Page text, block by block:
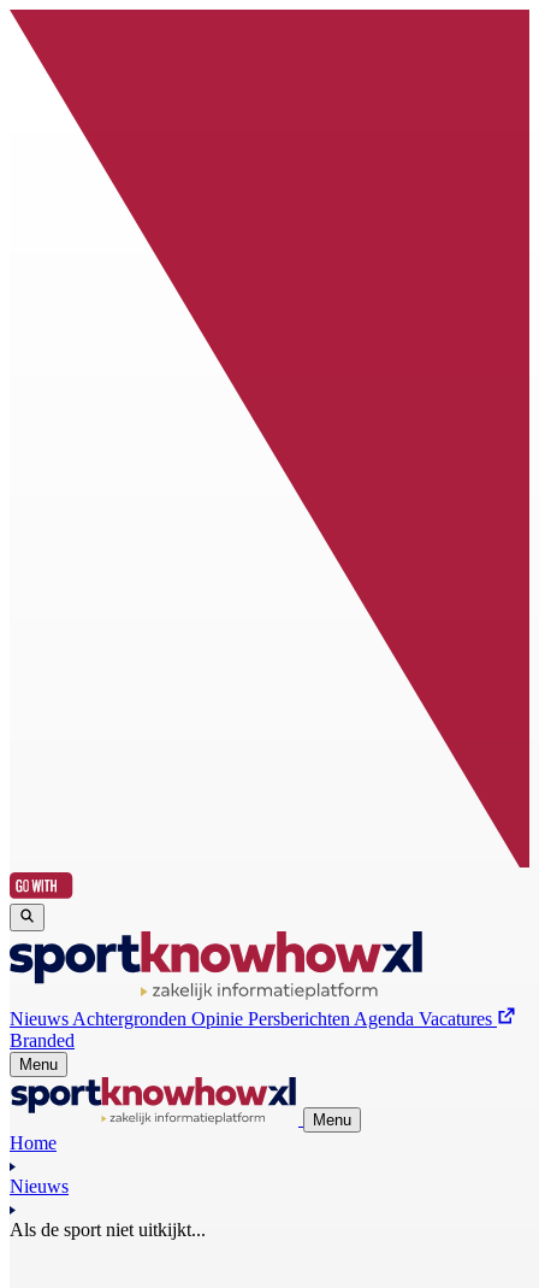
Nieuws Achtergronden Opinie Persberichten Agenda Vacatures
Branded
Menu
Menu
Home
Nieuws
Als de sport niet uitkijkt...